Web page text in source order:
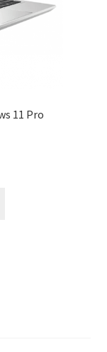
11 Pro